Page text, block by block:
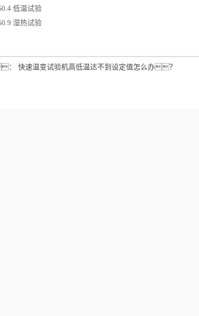
低温试验
湿热试验
： 快速温变试验机高低温达不到设定值怎么办？